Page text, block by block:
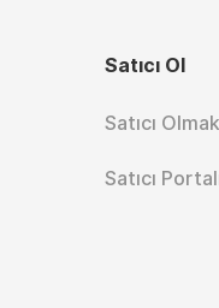
Satıcı Ol
Satıcı
Satıcı